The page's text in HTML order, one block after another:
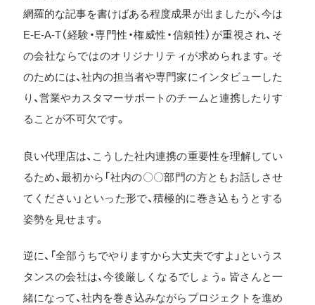
網羅的な記事を書けばある程度成果が出ましたが、今は
E-E-A-T（経験・専門性・権威性・信頼性）が重視され、そ
の会社ならではのオリジナリティが求められます。そ
のためには、社内の担当者や専門家にインタビューした
り、営業やカスタマーサポートのチームと連携したりす
ることが不可欠です。
良い代理店は、こうした社内連携の重要性を理解してい
るため、最初から「社内の〇〇部門の方ともお話しさせ
てください」といった形で、積極的に巻き込もうとする
姿勢を見せます。
逆に、「全部うちでやりますから大丈夫ですよ」というス
タンスの会社は、今後厳しくなるでしょう。皆さんと一
緒になって、社内を巻き込みながらプロジェクトを進め